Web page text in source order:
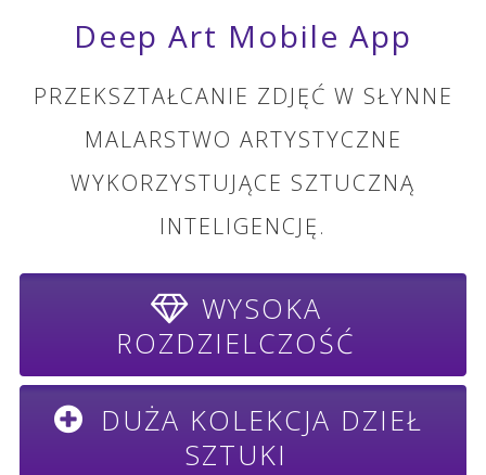
Deep Art Mobile App
PRZEKSZTAŁCANIE ZDJĘĆ W SŁYNNE
MALARSTWO ARTYSTYCZNE
WYKORZYSTUJĄCE SZTUCZNĄ
INTELIGENCJĘ.
WYSOKA
ROZDZIELCZOŚĆ
DUŻA KOLEKCJA DZIEŁ
SZTUKI